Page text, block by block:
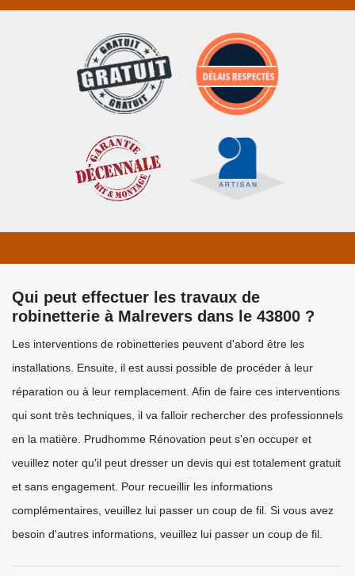
Qui peut effectuer les travaux de
robinetterie à Malrevers dans le 43800 ?
Les interventions de robinetteries peuvent d'abord être les
installations. Ensuite, il est aussi possible de procéder à leur
réparation ou à leur remplacement. Afin de faire ces interventions
qui sont très techniques, il va falloir rechercher des professionnels
en la matière. Prudhomme Rénovation peut s'en occuper et
veuillez noter qu'il peut dresser un devis qui est totalement gratuit
et sans engagement. Pour recueillir les informations
complémentaires, veuillez lui passer un coup de fil. Si vous avez
besoin d'autres informations, veuillez lui passer un coup de fil.